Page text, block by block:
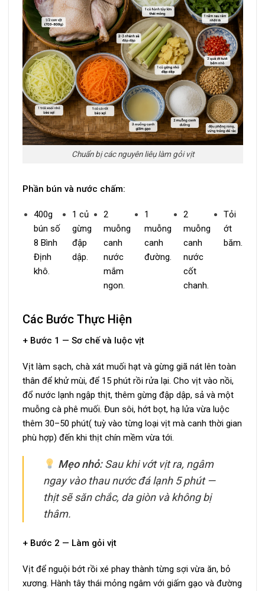
Chuẩn bị các nguyên liêụ làm gỏi vịt
Phần bún và nước chấm:
400g
bún số
8 Bình
Định
khô.
1 củ
gừng
đập
dập.
2
muỗng
canh
nước
mắm
ngon.
1
muỗng
canh
đường.
2
muỗng
canh
nước
cốt
chanh.
Tỏi
ớt
băm.
Các Bước Thực Hiện
+ Bước 1 — Sơ chế và luộc vịt
Vịt làm sạch, chà xát muối hạt và gừng giã nát lên toàn
thân để khử mùi, để 15 phút rồi rửa lại. Cho vịt vào nồi,
đổ nước lạnh ngập thịt, thêm gừng đập dập, sả và một
muỗng cà phê muối. Đun sôi, hớt bọt, hạ lửa vừa luộc
thêm 30–50 phút( tuỳ vào từng loại vịt mà canh thời gian
phù hợp) đến khi thịt chín mềm vừa tới.
Mẹo nhỏ:Sau khi vớt vịt ra, ngâm
ngay vào thau nước đá lạnh 5 phút —
thịt sẽ săn chắc, da giòn và không bị
thâm.
+ Bước 2 — Làm gỏi vịt
Vịt để nguội bớt rồi xé phay thành từng sợi vừa ăn, bỏ
xương. Hành tây thái mỏng ngâm với giấm gạo và đường